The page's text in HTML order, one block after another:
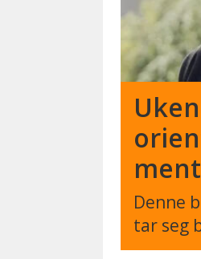
Denne
tar seg